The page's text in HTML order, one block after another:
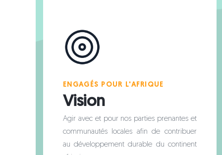
ENGAGÉS POUR L'AFRIQUE
Vision
Agir avec et pour nos parties prenantes et
communautés locales afin de contribuer
au développement durable du continent